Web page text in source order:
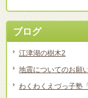
ブログ
江津湖の樹木2
地震についてのお願
わくわくえづっ子塾